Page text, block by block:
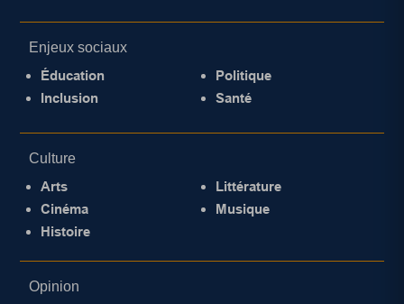
Enjeux sociaux
Éducation
Inclusion
Politique
Santé
Culture
Arts
Cinéma
Histoire
Littérature
Musique
Opinion